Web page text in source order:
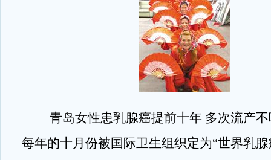
青岛女性患乳腺癌提前十年 多次流产
每年的十月份被国际卫生组织定为“世界乳腺